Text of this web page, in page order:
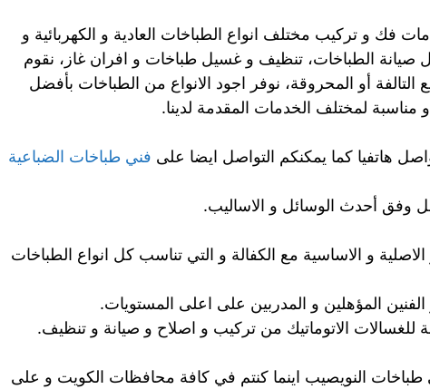
فك و تركيب مختلف انواع الطباخات العادية و الكهربائية و
صيانة الطباخات، تنظيف و غسيل طباخات و افران غاز، نقوم
أو المحروقة، نوفر اجود الانواع من الطباخات بأفضل
مناسبة لمختلف الخدمات المقدمة لدينا.
هاتفيا كما يمكنكم التواصل ايضا على فني طباخات الضباعية
وفق أحدث الوسائل و الاساليب.
و الاساسية مع الكفالة و التي تناسب كل انواع الطباخات
المؤهلين و المدربين على اعلى المستويات.
للغسالات الاتوماتيك من تركيب و اصلاح و صيانة و تنظيف.
النويصيب اينما كنتم في كافة محافظات الكويت و على